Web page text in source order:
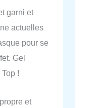
garni et
actuelles
pour se
Gel
!
et